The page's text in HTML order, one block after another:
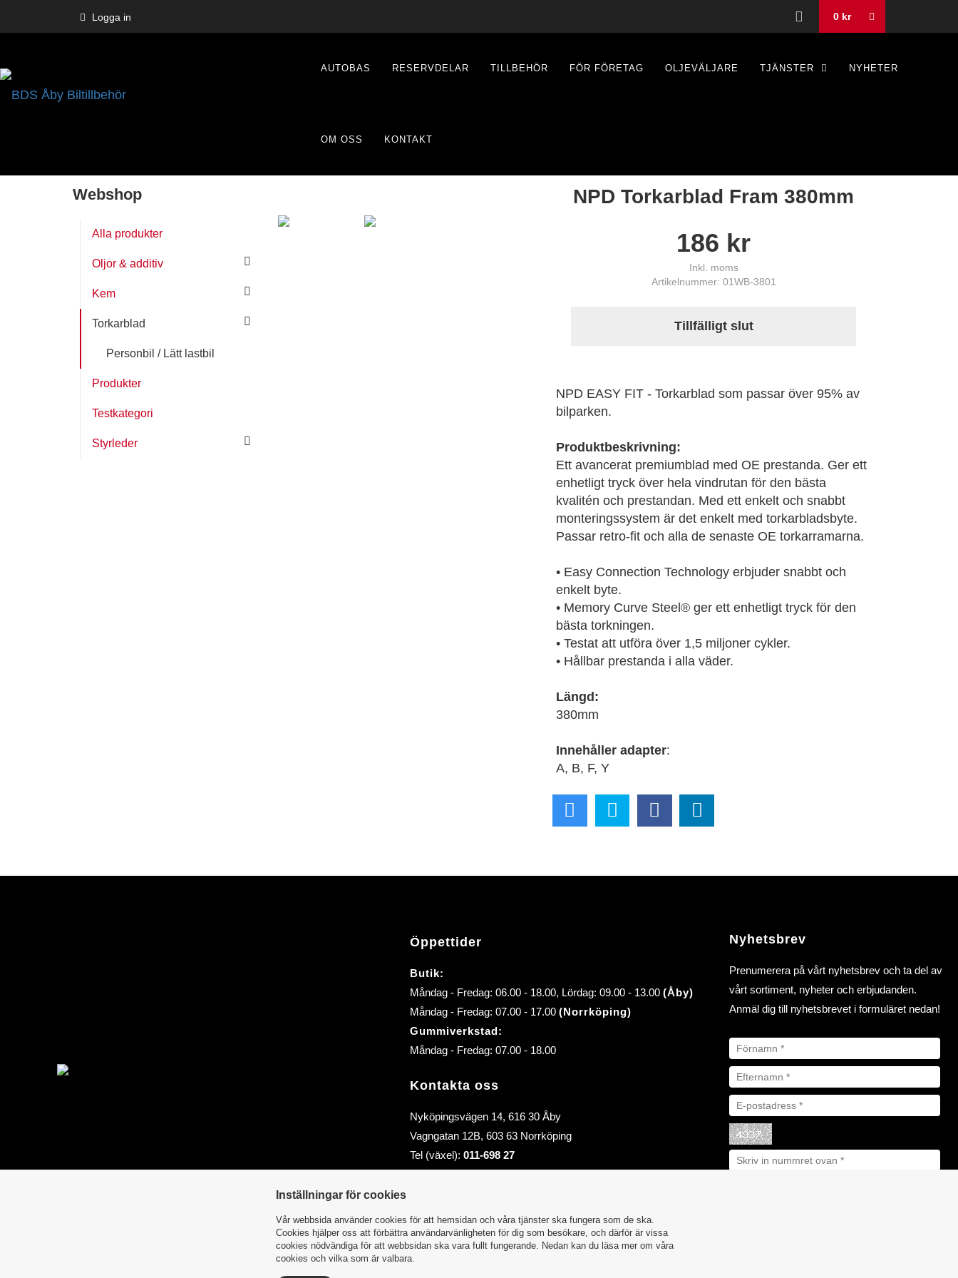
Logga in 0 kr
AUTOBAS RESERVDELAR TILLBEHÖR FÖR FÖRETAG OLJEVÄLJARE TJÄNSTER NYHETER
OM OSS KONTAKT
Webshop
Alla produkter
Oljor & additiv
Kem
Torkarblad
Personbil / Lätt lastbil
Produkter
Testkategori
Styrleder
NPD Torkarblad Fram 380mm
186 kr
Inkl. moms
Artikelnummer: 01WB-3801
Tillfälligt slut
NPD EASY FIT - Torkarblad som passar över 95% av
bilparken.
Produktbeskrivning:
Ett avancerat premiumblad med OE prestanda. Ger ett
enhetligt tryck över hela vindrutan för den bästa
kvalitén och prestandan. Med ett enkelt och snabbt
monteringssystem är det enkelt med torkarbladsbyte.
Passar retro-fit och alla de senaste OE torkarramarna.
• Easy Connection Technology erbjuder snabbt och
enkelt byte.
• Memory Curve Steel® ger ett enhetligt tryck för den
bästa torkningen.
• Testat att utföra över 1,5 miljoner cykler.
• Hållbar prestanda i alla väder.
Längd:
380mm
Innehåller adapter:
A, B, F, Y
Öppettider
Butik:
Måndag - Fredag: 06.00 - 18.00, Lördag: 09.00 - 13.00 (Åby)
Måndag - Fredag: 07.00 - 17.00 (Norrköping)
Gummiverkstad:
Måndag - Fredag: 07.00 - 18.00
Kontakta oss
Nyköpingsvägen 14, 616 30 Åby
Vagngatan 12B, 603 63 Norrköping
Tel (växel): 011-698 27
Nyhetsbrev
Prenumerera på vårt nyhetsbrev och ta del av
vårt sortiment, nyheter och erbjudanden.
Anmäl dig till nyhetsbrevet i formuläret nedan!
Inställningar för cookies
Vår webbsida använder cookies för att hemsidan och våra tjänster ska fungera som de ska.
Cookies hjälper oss att förbättra användarvänligheten för dig som besökare, och därför är vissa
cookies nödvändiga för att webbsidan ska vara fullt fungerande. Nedan kan du läsa mer om våra
cookies och vilka som är valbara.